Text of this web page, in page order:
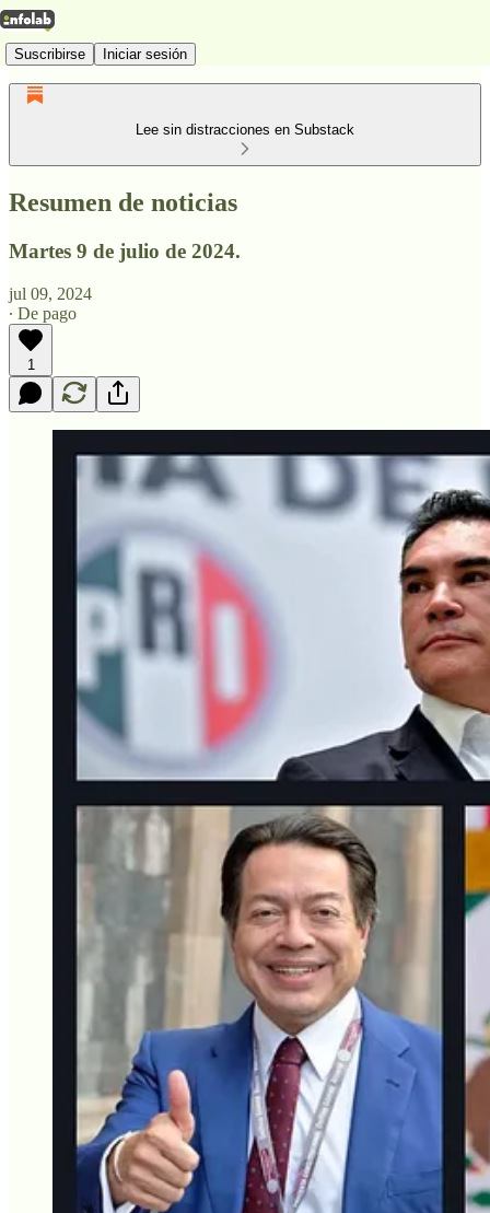
Suscribirse Iniciar sesión
Lee sin distracciones en Substack
Resumen de noticias
Martes 9 de julio de 2024.
jul 09, 2024
∙ De pago
1